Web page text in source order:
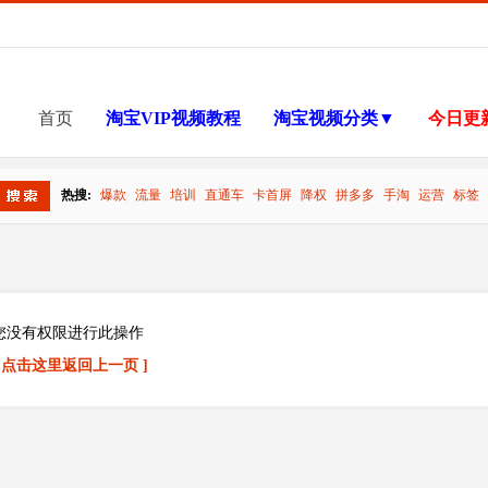
首页 淘宝VIP视频教程 淘宝视频分类▼ 今日
热搜: 爆款 流量 培训 直通车 卡首屏 降权 拼多多 手淘 运营 标签
没有权限进行此操作
击这里返回上一页 ]